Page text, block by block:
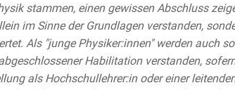
stammen, einen gewissen Abschluss
im Sinne der Grundlagen verstanden,
Als "junge Physiker:innen" werden auch
Habilitation verstanden,
als Hochschullehrer:in oder einer